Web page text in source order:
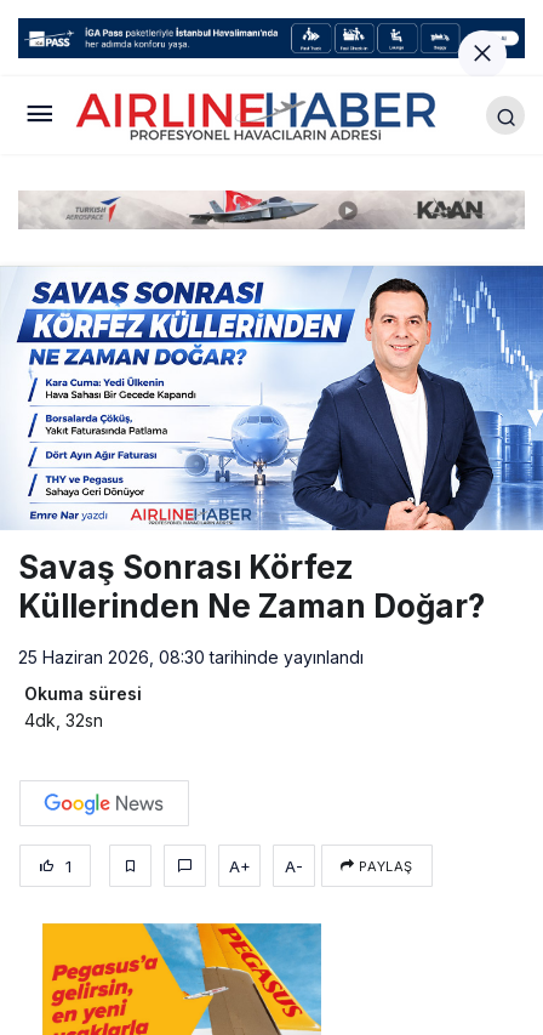
Savaş Sonrası Körfez
Küllerinden Ne Zaman Doğar?
25 Haziran 2026, 08:30 tarihinde yayınlandı
Okuma süresi
4dk, 32sn
1 A+ A- PAYLAŞ